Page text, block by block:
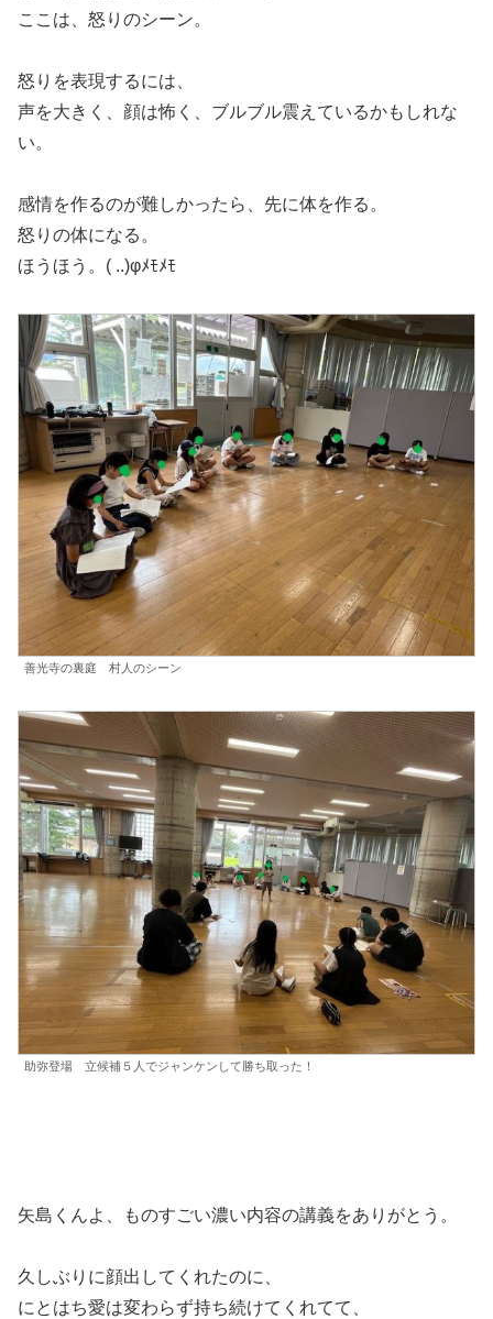
ここは、怒りのシーン。
怒りを表現するには、
声を大きく、顔は怖く、ブルブル震えているかもしれな
い。
感情を作るのが難しかったら、先に体を作る。
怒りの体になる。
ほうほう。( ..)φﾒﾓﾒﾓ
善光寺の裏庭 村人のシーン
助弥登場 立候補５人でジャンケンして勝ち取った！
矢島くんよ、ものすごい濃い内容の講義をありがとう。
久しぶりに顔出してくれたのに、
にとはち愛は変わらず持ち続けてくれてて、